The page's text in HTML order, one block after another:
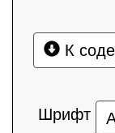
К
Шрифт